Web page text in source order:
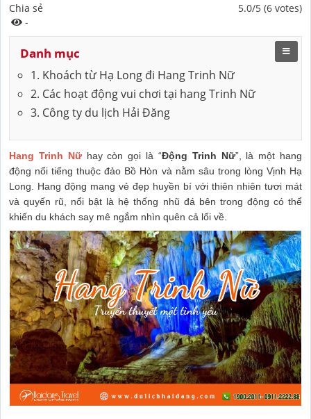
5.0/5 (6 votes)
Chia sẻ
-
Danh mục
1. Khoách từ Hạ Long đi Hang Trinh Nữ
2. Các hoạt động vui chơi tại hang Trinh Nữ
3. Công ty du lịch Hải Đăng
Hang Trinh Nữhay còn gọi là “Động Trinh Nữ”, là một hang
động nổi tiếng thuộc đảo Bồ Hòn và nằm sâu trong lòng Vịnh Hạ
Long. Hang động mang vẻ đẹp huyền bí với thiên nhiên tươi mát
và quyến rũ, nổi bật là hệ thống nhũ đá bên trong động có thể
khiến du khách say mê ngắm nhìn quên cả lối về.